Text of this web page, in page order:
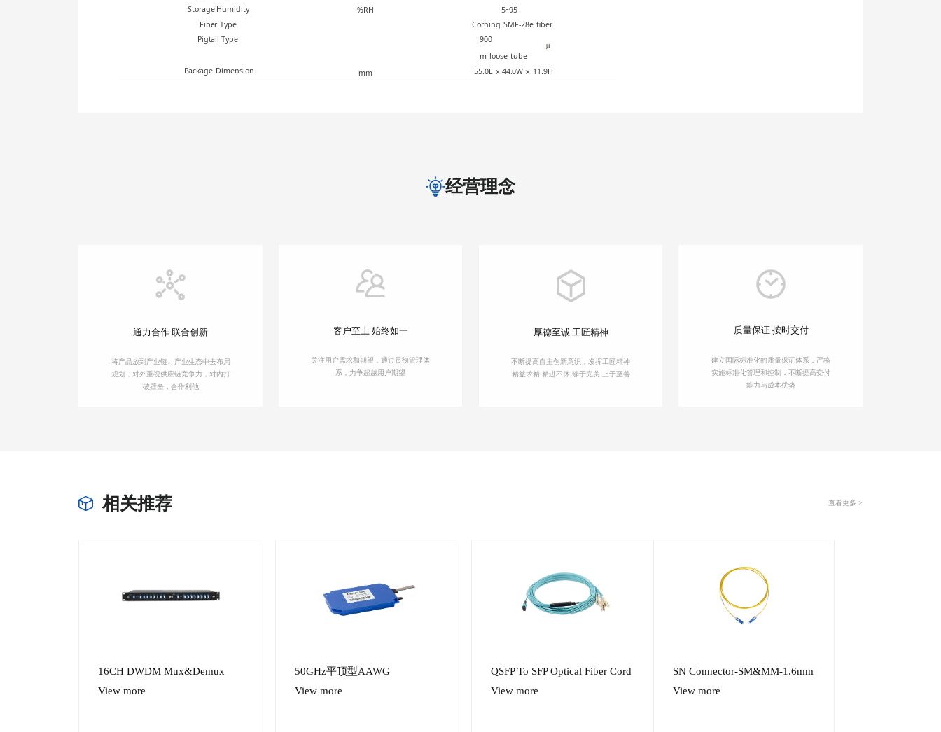
Storage Humidity %RH 5~95
Fiber Type Corning SMF-28e fiber
Pigtail Type
900
m loose tube
Package Dimension mm 55.0L x44.0W x 11.9H
经营理念
通力合作 联合创新
将产品放到产业链、产业生态中去布局
规划，对外重视供应链竞争力，对内打
破壁垒，合作利他
客户至上 始终如一
关注用户需求和期望，通过贯彻管理体
系，力争超越用户期望
厚德至诚 工匠精神
不断提高自主创新意识，发挥工匠精神
精益求精 精进不休 臻于完美 止于至善
质量保证 按时交付
建立国际标准化的质量保证体系，严格
实施标准化管理和控制，不断提高交付
能力与成本优势
相关推荐 查看更多 >
16CH DWDM Mux&Demux
View more
50GHz平顶型AAWG
View more
QSFP To SFP Optical Fiber Cord
View more
SN Connector-SM&MM-1.6mm
View more